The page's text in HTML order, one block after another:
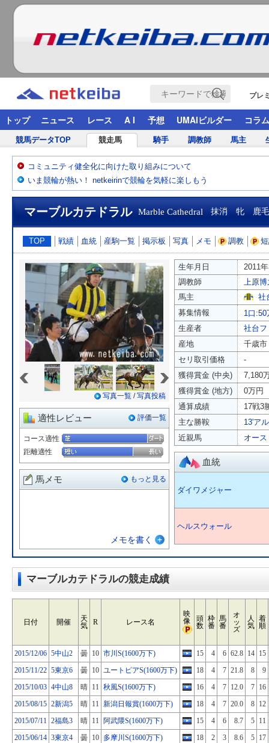
プレ
トップ ニュース レース A I 予想 UMAIビルダー コラム
競馬データTOP 競走馬 騎手 調教師 馬主
コミュニティ健全化に向けた取り組みについて
いま競輪が熱い！ netkeirinで競輪を気軽に楽しもう
マーブルカテドラル Marble Cathedral 抹消 牝 鹿毛
TOP 戦績 血統 産駒一覧 掲示板 写真 メモ 調教
写真一覧 /写真投稿
適性レビュー 評価一覧
コース適性
距離適性
馬メモ もっと見る
メモを書く
生年月日
2011
調教師
上原博
馬主
社
募集情報
1口:50
生産者
社台フ
産地
千歳市
セリ取引価格
-
獲得賞金 (中央)
7,180
獲得賞金 (地方)
0万円
通算成績
17戦3
主な勝鞍
13'ア
近親馬
オー
血統
ダイワメジャー
ヘルスウォール
マーブルカテドラルの競走成績
日付 開催
天
気
R レース名
映
像
頭
数
枠
番
馬
番
オ
ッ
ズ
人
気
着
順
2015/12/06 5中山2 曇 10 市川S(1600万下) 15 4 6 62.8 14 15
2015/11/22 5東京6 曇 10 ユートピアS(1600万下) 18 4 7 21.8 8
9
2015/10/03 4中山8 晴 11 秋風S(1600万下) 16 4 7 12.0 7 16
2015/08/15 2新潟5 晴 11 新潟日報賞(1600万下) 18 4 7 20.0 8 12
2015/07/11 2福島3 晴 11 阿武隈S(1600万下) 15 4 6 8.7 5 11
2015/06/14 3東京4 曇 10 多摩川S(1600万下) 18 2 3 8.6 5 17